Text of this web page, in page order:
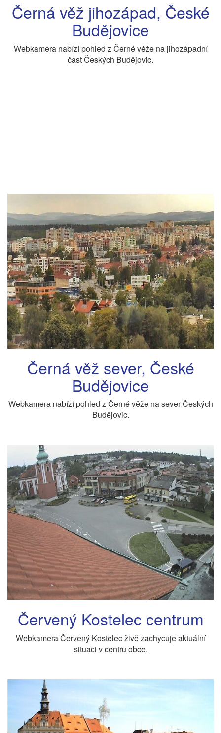
Černá věž jihozápad, České
Budějovice
Webkamera nabízí pohled z Černé věže na jihozápadní
část Českých Budějovic.
Černá věž sever, České
Budějovice
Webkamera nabízí pohled z Černé věže na sever Českých
Budějovic.
Červený Kostelec centrum
Webkamera Červený Kostelec živě zachycuje aktuální
situaci v centru obce.